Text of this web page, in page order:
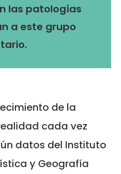
las patologías
a este grupo
de la
cada vez
datos del Instituto
y Geografía